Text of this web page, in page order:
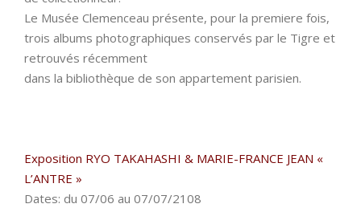
Le Musée Clemenceau présente, pour la premiere fois,
trois albums photographiques conservés par le Tigre et
retrouvés récemment
dans la bibliothèque de son appartement parisien.
Exposition RYO TAKAHASHI & MARIE-FRANCE JEAN «
L’ANTRE »
Dates: du 07/06 au 07/07/2108